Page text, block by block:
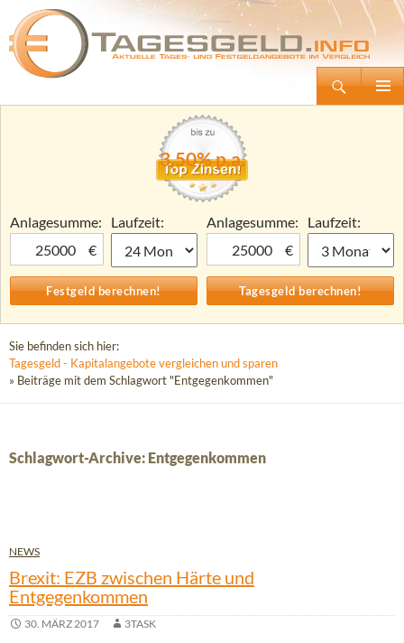
Tagesgeld.info – Tagesgeldkonten vergleichen und Tagesgeld-Zinsen berechnen
Zum
3,50% p.a.
Anlagesumme:
€
Laufzeit:
Anlagesumme:
€
Laufzeit:
Sie befinden sich hier:
Tagesgeld - Kapitalangebote vergleichen und sparen
» Beiträge mit dem Schlagwort "Entgegenkommen"
Schlagwort-Archive: Entgegenkommen
NEWS
Brexit: EZB zwischen Härte und
Entgegenkommen
30. MÄRZ 2017 3TASK